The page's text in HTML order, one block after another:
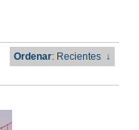
Ordenar: Recientes↓